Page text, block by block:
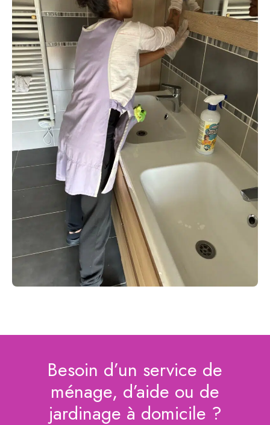
Besoin d’un service de
ménage, d’aide ou de
jardinage à domicile ?